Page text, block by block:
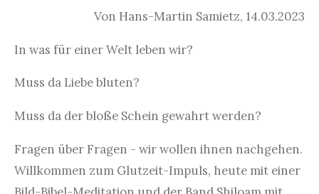
Von Hans-Martin Samietz, 14.03.2023
In was für einer Welt leben wir?
Muss da Liebe bluten?
Muss da der bloße Schein gewahrt werden?
Fragen über Fragen - wir wollen ihnen nachgehen.
Willkommen zum Glutzeit-Impuls, heute mit einer